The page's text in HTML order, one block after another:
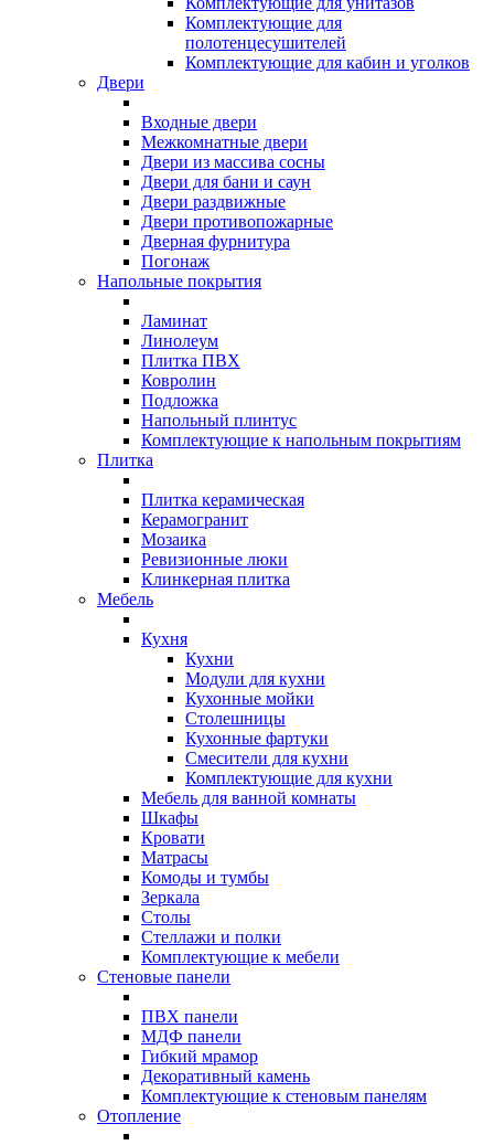
Комплектующие для
полотенцесушителей
Комплектующие для кабин и уголков
Двери
Входные двери
Межкомнатные двери
Двери из массива сосны
Двери для бани и саун
Двери раздвижные
Двери противопожарные
Дверная фурнитура
Погонаж
Напольные покрытия
Ламинат
Линолеум
Плитка ПВХ
Ковролин
Подложка
Напольный плинтус
Комплектующие к напольным покрытиям
Плитка
Плитка керамическая
Керамогранит
Мозаика
Ревизионные люки
Клинкерная плитка
Мебель
Кухня
Кухни
Модули для кухни
Кухонные мойки
Столешницы
Кухонные фартуки
Смесители для кухни
Комплектующие для кухни
Мебель для ванной комнаты
Шкафы
Кровати
Матрасы
Комоды и тумбы
Зеркала
Столы
Стеллажи и полки
Комплектующие к мебели
Стеновые панели
ПВХ панели
МДФ панели
Гибкий мрамор
Декоративный камень
Комплектующие к стеновым панелям
Отопление